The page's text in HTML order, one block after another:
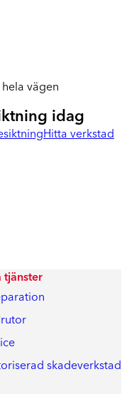
vägen
idag
Hitta verkstad
tjänster
skadeverkstad